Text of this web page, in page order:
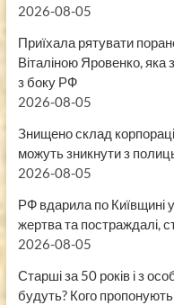
2026-08-05
Приїхала рятувати
Віталіною Яровенко, яка
з боку РФ
2026-08-05
Знищено склад
можуть зникнути з
2026-08-05
РФ вдарила по Київщині
жертва та постраждалі,
2026-08-05
Старші за 50 років і з
будуть? Кого